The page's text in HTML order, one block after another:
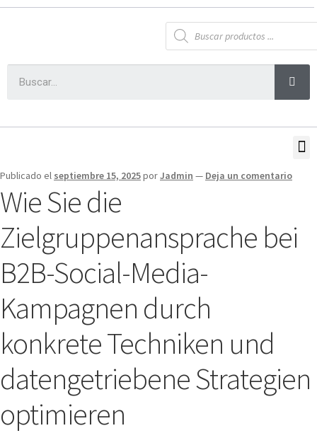
Publicado el septiembre 15, 2025porJadmin — Deja un comentario
Wie Sie die
Zielgruppenansprache bei
B2B-Social-Media-
Kampagnen durch
konkrete Techniken und
datengetriebene Strategien
optimieren